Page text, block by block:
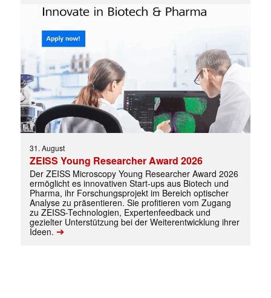
31. August
ZEISS Young Researcher Award 2026
Der ZEISS Microscopy Young Researcher Award 2026
ermöglicht es innovativen Start-ups aus Biotech und
Pharma, ihr Forschungsprojekt im Bereich optischer
Analyse zu präsentieren. Sie profitieren vom Zugang
zu ZEISS-Technologien, Expertenfeedback und
gezielter Unterstützung bei der Weiterentwicklung ihrer
Ideen. ➔